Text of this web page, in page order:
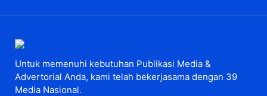
Untuk memenuhi kebutuhan Publikasi Media &
Advertorial Anda, kami telah bekerjasama dengan 39
Media Nasional.